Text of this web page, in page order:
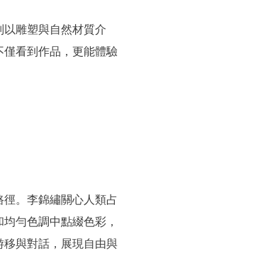
雕塑與自然材質介
僅看到作品，更能體驗
。李錦繡關心人類占
勻色調中點綴色彩，
與對話，展現自由與